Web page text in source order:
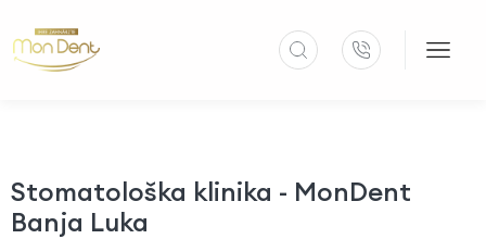
Stomatološka klinika - MonDent
Banja Luka